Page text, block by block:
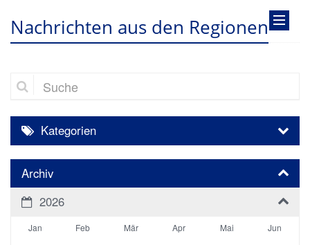
Nachrichten aus den Regionen
Suche
Kategorien
Archiv
2026
Jan Feb Mär Apr Mai
Jun